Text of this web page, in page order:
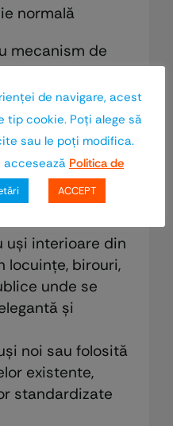
normală
mecanism de
negru
auriu lucios
uși interioare din
locuințe, birouri,
unde se
și
noi sau folosită
existente,
standardizate
de navigare, acest
tip cookie. Poţi alege să
sau le poţi modifica.
accesează Politica de
ACCEPT